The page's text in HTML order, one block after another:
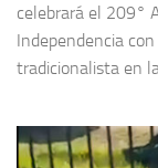
celebrará el 209°
Independencia
tradicionalista en la